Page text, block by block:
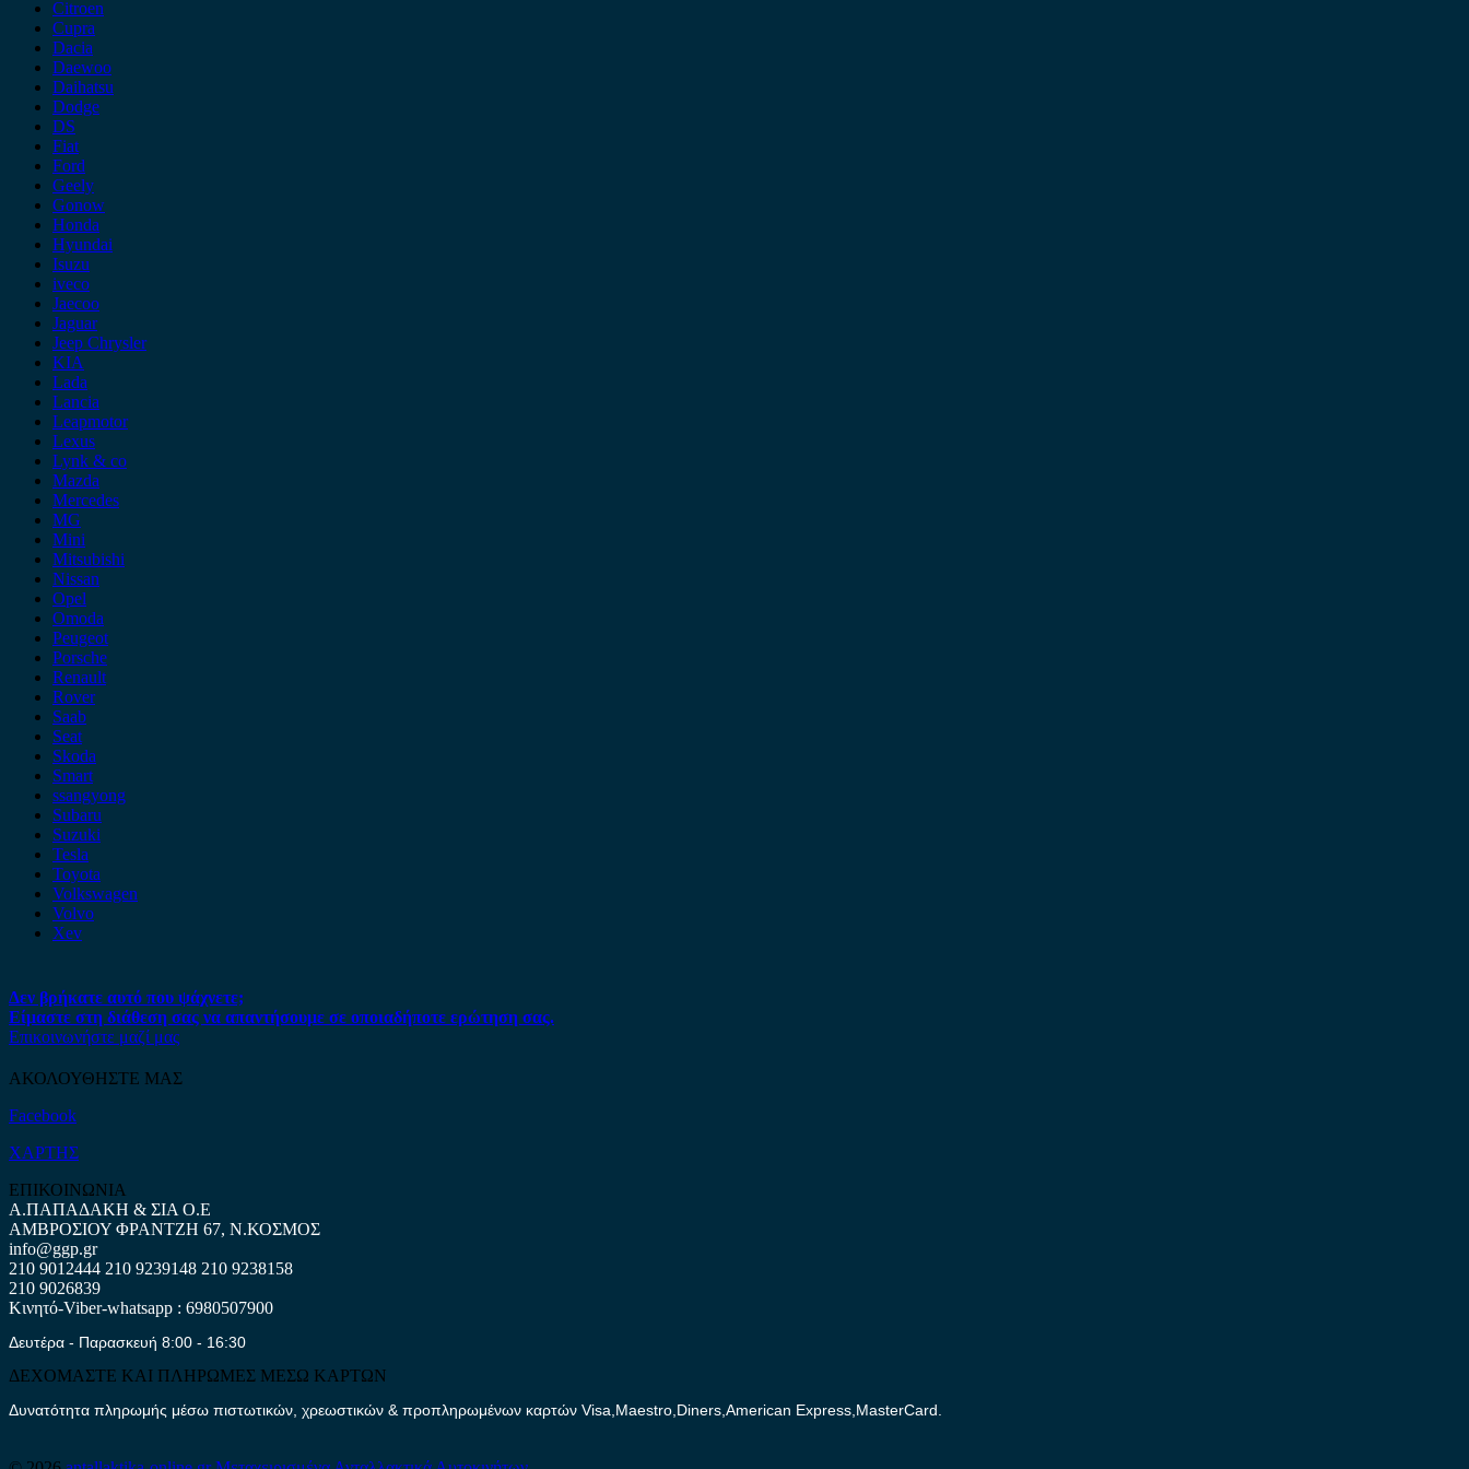
Citroen
Cupra
Dacia
Daewoo
Daihatsu
Dodge
DS
Fiat
Ford
Geely
Gonow
Honda
Hyundai
Isuzu
iveco
Jaecoo
Jaguar
Jeep Chrysler
KIA
Lada
Lancia
Leapmotor
Lexus
Lynk & co
Mazda
Mercedes
MG
Mini
Mitsubishi
Nissan
Opel
Omoda
Peugeot
Porsche
Renault
Rover
Saab
Seat
Skoda
Smart
ssangyong
Subaru
Suzuki
Tesla
Toyota
Volkswagen
Volvo
Xev
Δεν βρήκατε αυτό που ψάχνετε;
Είμαστε στη διάθεση σας να απαντήσουμε σε οποιαδήποτε ερώτηση σας.
Επικοινωνήστε μαζί μας
ΑΚΟΛΟΥΘΗΣΤΕ ΜΑΣ
Facebook
ΧΑΡΤΗΣ
ΕΠΙΚΟΙΝΩΝΙΑ
Α.ΠΑΠΑΔΑΚΗ & ΣΙΑ Ο.Ε
ΑΜΒΡΟΣΙΟΥ ΦΡΑΝΤΖΗ 67, Ν.ΚΟΣΜΟΣ
info@ggp.gr
210 9012444 210 9239148 210 9238158
210 9026839
Κινητό-Viber-whatsapp : 6980507900
Δευτέρα - Παρασκευή 8:00 - 16:30
ΔΕΧΟΜΑΣΤΕ ΚΑΙ ΠΛΗΡΩΜΕΣ ΜΕΣΩ ΚΑΡΤΩΝ
Δυνατότητα πληρωμής μέσω πιστωτικών, χρεωστικών & προπληρωμένων καρτών Visa,Maestro,Diners,American Express,MasterCard.